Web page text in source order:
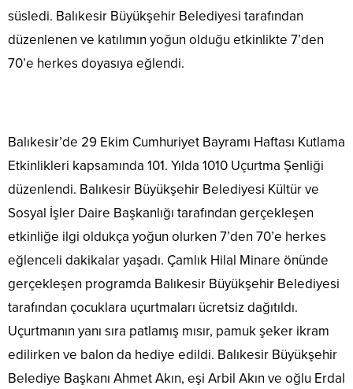
süsledi. Balıkesir Büyükşehir Belediyesi tarafından
düzenlenen ve katılımın yoğun olduğu etkinlikte 7’den
70’e herkes doyasıya eğlendi.
Balıkesir’de 29 Ekim Cumhuriyet Bayramı Haftası Kutlama
Etkinlikleri kapsamında 101. Yılda 1010 Uçurtma Şenliği
düzenlendi. Balıkesir Büyükşehir Belediyesi Kültür ve
Sosyal İşler Daire Başkanlığı tarafından gerçekleşen
etkinliğe ilgi oldukça yoğun olurken 7’den 70’e herkes
eğlenceli dakikalar yaşadı. Çamlık Hilal Minare önünde
gerçekleşen programda Balıkesir Büyükşehir Belediyesi
tarafından çocuklara uçurtmaları ücretsiz dağıtıldı.
Uçurtmanın yanı sıra patlamış mısır, pamuk şeker ikram
edilirken ve balon da hediye edildi. Balıkesir Büyükşehir
Belediye Başkanı Ahmet Akın, eşi Arbil Akın ve oğlu Erdal